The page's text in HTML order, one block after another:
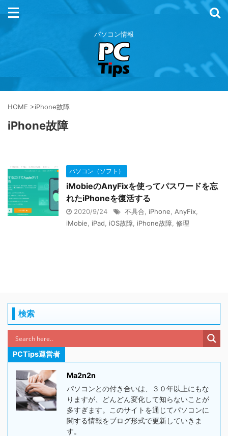
パソコン情報
HOME >iPhone故障
iPhone故障
パソコン（ソフト）
iMobieのAnyFixを使ってパスワードを忘
れたiPhoneを復活する
2020/9/24 不具合 iPhone AnyFix
iMobie
iPad iOS故障 iPhone故障 修理
検索
PCTips運営者
Ma2n2n
パソコンとの付き合いは、３０年以上にもな
りますが、どんどん変化して知らないことが
多すぎます。このサイトを通じてパソコンに
関する情報をブログ形式で更新していきま
す。